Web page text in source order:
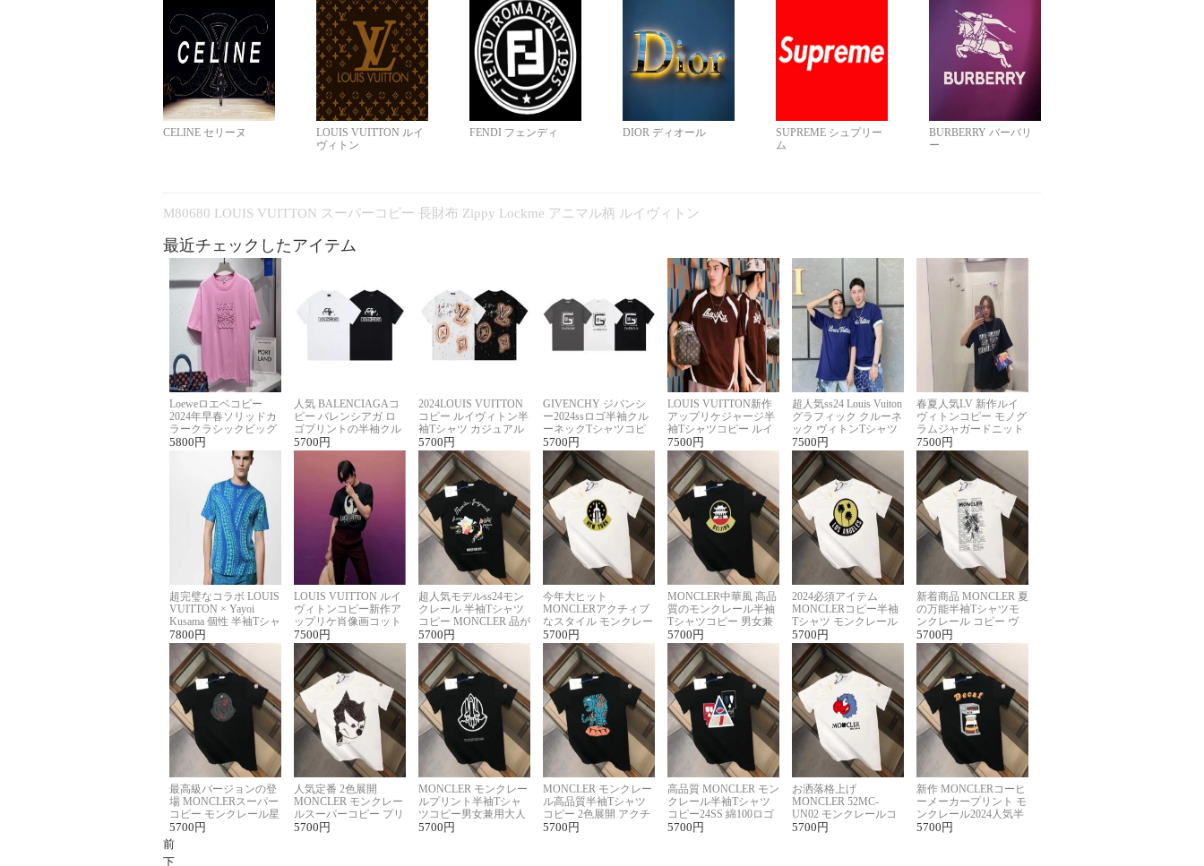
CELINE セリーヌ
LOUIS VUITTON ルイ
ヴィトン
FENDI フェンディ DIOR ディオール
SUPREME シュプリー
ム
BURBERRY バーバリ
ー
M80680 LOUIS VUITTON スーパーコピー 長財布 Zippy Lockme アニマル柄 ルイヴィトン
最近チェックしたアイテム
Loeweロエベコピー
2024年早春ソリッドカ
ラークラシックビッグ
ロゴ刺繍Tシャツ
5800 円
人気 BALENCIAGAコ
ピー バレンシアガ ロ
ゴプリントの半袖クル
ーネックTシャツ
5700 円
2024LOUIS VUITTON
コピー ルイヴィトン半
袖Tシャツ カジュアル
に馴染む 2色展開
5700 円
GIVENCHY ジバンシ
ー2024ssロゴ半袖クル
ーネックTシャツコピ
ー ユニセックス
5700 円
LOUIS VUITTON新作
アップリケジャージ半
袖Tシャツコピー ルイ
ヴィトン着回し抜群
7500 円
超人気ss24 Louis Vuiton
グラフィック クルーネ
ック ヴィトンTシャツ
スーパーコピー
7500 円
春夏人気LV 新作ルイ
ヴィトンコピー モノグ
ラムジャガードニット
半袖Tシャツ男女兼用
7500 円
超完璧なコラボ LOUIS
VUITTON × Yayoi
Kusama 個性 半袖Tシャ
ツコピー男女兼用
7800 円
LOUIS VUITTON ルイ
ヴィトンコピー新作ア
ップリケ肖像画コット
ンニット半袖Tシャツ
7500 円
超人気モデルss24モン
クレール 半袖Tシャツ
コピー MONCLER 品が
良く見た目
5700 円
今年大ヒット
MONCLERアクチィブ
なスタイル モンクレー
ルコピー半袖Tシャツ
5700 円
MONCLER中華風 高品
質のモンクレール半袖
Tシャツコピー 男女兼
用 着回し抜群
5700 円
2024必須アイテム
MONCLERコピー半袖
Tシャツ モンクレール
夏らしいプリント
5700 円
新着商品 MONCLER 夏
の万能半袖Tシャツモ
ンクレール コピー ヴ
ィンテージ風
5700 円
最高級バージョンの登
場 MONCLERスーパー
コピー モンクレール星
座半袖Tシャツ
5700 円
人気定番 2色展開
MONCLER モンクレー
ルスーパーコピー プリ
ント半袖Tシャツ
5700 円
MONCLER モンクレー
ルプリント半袖Tシャ
ツコピー男女兼用大人
可愛い春夏コーデ
5700 円
MONCLER モンクレー
ル高品質半袖Tシャツ
コピー 2色展開 アクチ
ィブなスタイル
5700 円
高品質 MONCLER モン
クレール半袖Tシャツ
コピー24SS 綿100ロゴ
プリント 2色展開
5700 円
お洒落格上げ
MONCLER 52MC-
UN02 モンクレールコ
ピー半袖Tシャツ ユニ
5700 円
新作 MONCLERコーヒ
ーメーカープリント モ
ンクレール2024人気半
袖Tシャツコピー
5700 円
前
下